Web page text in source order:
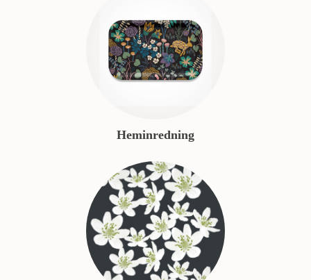
Heminredning